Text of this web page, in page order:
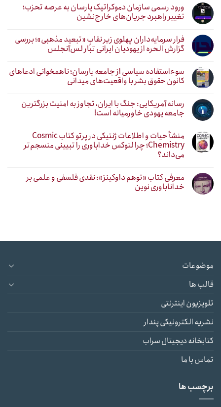
ورود رسمی سازمان دموکراتیک یارسان به عرصه تحزب؛
تغییر راهبرد جریان‌های خارج‌نشین
فرار سرمایه‌داران پهلوی زیر نقابِ «تبعید مذهبی»؛ بررسی
گزارش الحره از یهودیان ایرانی تبار لس‌آنجلس
سوءاستفاده سیاسی از جامعه یارسان؛ ناهمخوانی ادعاهای
کانون حقوق بشر با واقعیت‌های میدانی
رسانه آمریکایی: جنگ با ایران، تجاوز به امنیت بزرگترین
جامعه یهودی خاورمیانه است!
منشأ حیات و اطلاعات ژنتیکی در پرتو کتاب Cosmic
Chemistry؛ چرا لنوکس خداباوری را تبیینی منسجم‌تر
می‌داند؟
معرفی کتاب «توهم داوکینز»: نقدی فلسفی و علمی بر
خداناباوری نوین
موضوعات
قالب ها
تلویزیون اینترنتی
نشریه الکترونیکی پندار
کتابخانه دیجیتال سراب
تماس با ما
برچسب ها